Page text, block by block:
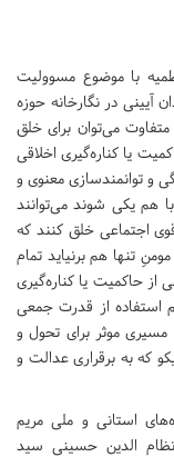
با موضوع مسوولیت
در نگارخانه حوزه
متفاوت می‌توان برای خلق
یا کناره‌گیری اخلاقی
و توانمندسازی معنوی و
هم یکی شوند می‌توانند
اجتماعی خلق کنند که
تنها هم برنیاید تمام
از حاکمیت یا کناره‌گیری
استفاده از قدرت جمعی
مسیری موثر برای تحول و
که به برقراری عدالت و
استانی و ملی مریم
الدین حسینی سید